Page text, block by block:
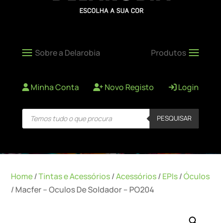
Minha Conta Novo Registo Login
Products
search PESQUISAR
Home/Tintas e Acessórios/Acessórios/EPIs/Óculos
/ Macfer – Oculos De Soldador – PO204